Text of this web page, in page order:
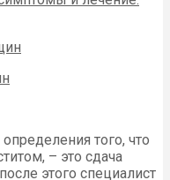
того, что
– это сдача
этого специалист